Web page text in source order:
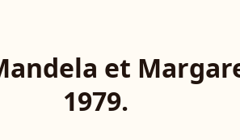
et
1979.